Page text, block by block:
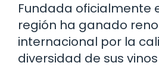
Fundada oficialmente
región ha ganado
internacional por la
diversidad de sus